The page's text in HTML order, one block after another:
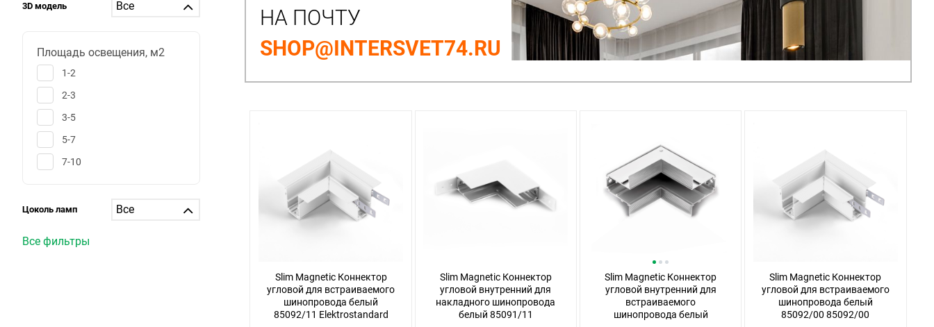
3D модель
Площадь освещения, м2
1-2
2-3
3-5
5-7
7-10
12-15
20-25
Цоколь ламп
Все фильтры
НА ПОЧТУ
SHOP@INTERSVET74.RU
Slim Magnetic Коннектор
угловой для встраиваемого
шинопровода белый
85092/11 Elektrostandard
Slim Magnetic Коннектор
угловой внутренний для
накладного шинопровода
белый 85091/11
Slim Magnetic Коннектор
угловой внутренний для
встраиваемого
шинопровода белый
Slim Magnetic Коннектор
угловой для встраиваемого
шинопровода белый
85092/00 85092/00